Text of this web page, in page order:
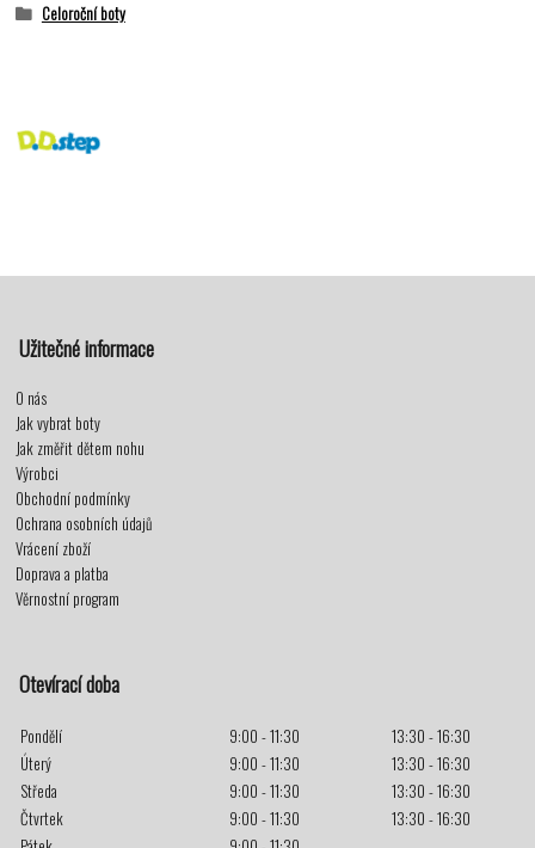
Celoroční boty
Užitečné informace
O nás
Jak vybrat boty
Jak změřit dětem nohu
Výrobci
Obchodní podmínky
Ochrana osobních údajů
Vrácení zboží
Doprava a platba
Věrnostní program
Otevírací doba
Pondělí 9:00 - 11:30
13:30 - 16:30
Úterý
9:00 - 11:30
13:30 - 16:30
Středa
9:00 - 11:30
13:30 - 16:30
Čtvrtek
9:00 - 11:30
13:30 - 16:30